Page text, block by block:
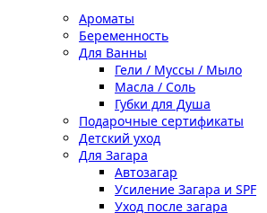
Ароматы
Беременность
Для Ванны
Гели / Муссы / Мыло
Масла / Соль
Губки для Душа
Подарочные сертификаты
Детский уход
Для Загара
Автозагар
Усиление Загара и SPF
Уход после загара